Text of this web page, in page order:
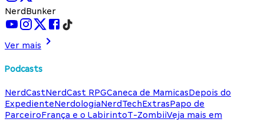
NerdBunker
Ver mais
Podcasts
NerdCastNerdCast RPGCaneca de MamicasDepois do
ExpedienteNerdologiaNerdTechExtrasPapo de
ParceiroFrança e o LabirintoT-ZombiiVeja mais em